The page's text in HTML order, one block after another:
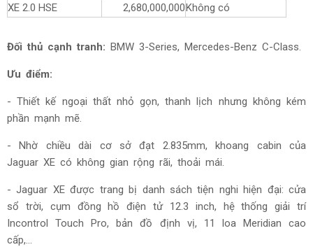
XE 2.0 HSE
2,680,000,000Không có
Đối thủ cạnh tranh: BMW 3-Series, Mercedes-Benz C-Class.
Ưu điểm:
- Thiết kế ngoại thất nhỏ gọn, thanh lịch nhưng không kém
phần mạnh mẽ.
- Nhờ chiều dài cơ sở đạt 2.835mm, khoang cabin của
Jaguar XE có không gian rộng rãi, thoải mái.
- Jaguar XE được trang bị danh sách tiện nghi hiện đại: cửa
sổ trời, cụm đồng hồ điện tử 12.3 inch, hệ thống giải trí
Incontrol Touch Pro, bản đồ định vị, 11 loa Meridian cao
cấp,...